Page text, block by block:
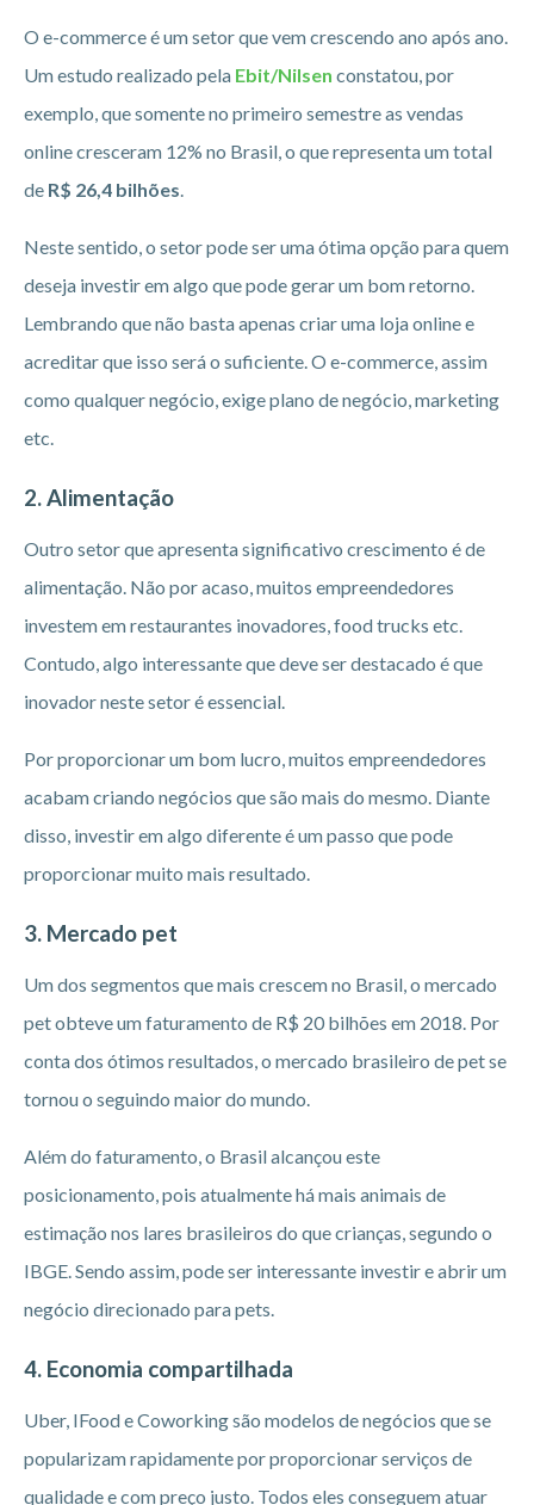
O e-commerce é um setor que vem crescendo ano após ano.
Um estudo realizado pela Ebit/Nilsen constatou, por
exemplo, que somente no primeiro semestre as vendas
online cresceram 12% no Brasil, o que representa um total
de R$ 26,4 bilhões.
Neste sentido, o setor pode ser uma ótima opção para quem
deseja investir em algo que pode gerar um bom retorno.
Lembrando que não basta apenas criar uma loja online e
acreditar que isso será o suficiente. O e-commerce, assim
como qualquer negócio, exige plano de negócio, marketing
etc.
2. Alimentação
Outro setor que apresenta significativo crescimento é de
alimentação. Não por acaso, muitos empreendedores
investem em restaurantes inovadores, food trucks etc.
Contudo, algo interessante que deve ser destacado é que
inovador neste setor é essencial.
Por proporcionar um bom lucro, muitos empreendedores
acabam criando negócios que são mais do mesmo. Diante
disso, investir em algo diferente é um passo que pode
proporcionar muito mais resultado.
3. Mercado pet
Um dos segmentos que mais crescem no Brasil, o mercado
pet obteve um faturamento de R$ 20 bilhões em 2018. Por
conta dos ótimos resultados, o mercado brasileiro de pet se
tornou o seguindo maior do mundo.
Além do faturamento, o Brasil alcançou este
posicionamento, pois atualmente há mais animais de
estimação nos lares brasileiros do que crianças, segundo o
IBGE. Sendo assim, pode ser interessante investir e abrir um
negócio direcionado para pets.
4. Economia compartilhada
Uber, IFood e Coworking são modelos de negócios que se
popularizam rapidamente por proporcionar serviços de
qualidade e com preço justo. Todos eles conseguem atuar